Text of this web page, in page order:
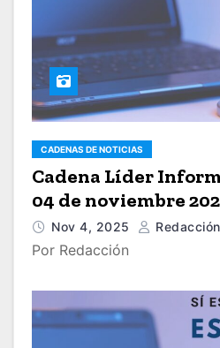
CADENAS DE NOTICIAS
Cadena Líder
04 de noviembre
Nov 4, 2025 Redacción
Por Redacción